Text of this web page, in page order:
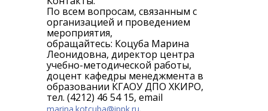
По всем вопросам, связанным с
организацией и проведением
мероприятия,
обращайтесь: Коцуба Марина
Леонидовна, директор центра
учебно-методической работы,
доцент кафедры менеджмента в
образовании КГАОУ ДПО ХКИРО,
тел. (4212) 46 54 15, email